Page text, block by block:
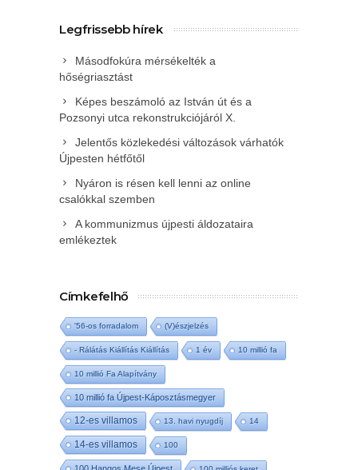
Legfrissebb hírek
Másodfokúra mérsékelték a
hőségriasztást
Képes beszámoló az István út és a
Pozsonyi utca rekonstrukciójáról X.
Jelentős közlekedési változások várhatók
Újpesten hétfőtől
Nyáron is résen kell lenni az online
csalókkal szemben
A kommunizmus újpesti áldozataira
emlékeztek
Címkefelhő
'56-os forradalom (V)észjelzés
- Rálátás Kiállítás Kiállítás 1 év 10 millió fa
10 millió Fa Alapítvány
10 millió fa Újpest-Káposztásmegyer
12-es villamos 13. havi nyugdíj 14
14-es villamos 100